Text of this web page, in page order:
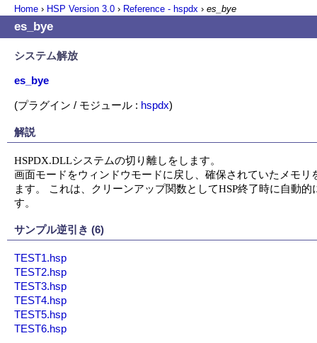
Home › HSP Version 3.0 › Reference - hspdx › es_bye
es_bye
システム解放
es_bye
(プラグイン / モジュール : hspdx)
解説
HSPDX.DLLシステムの切り離しをします。
画面モードをウィンドウモードに戻し、確保されていたメモリ
ます。 これは、クリーンアップ関数としてHSP終了時に自動的
す。
サンプル逆引き (6)
TEST1.hsp
TEST2.hsp
TEST3.hsp
TEST4.hsp
TEST5.hsp
TEST6.hsp